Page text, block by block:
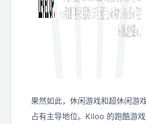
果然如此，休闲游戏和超休闲游
占有主导地位。Kiloo 的跑酷游